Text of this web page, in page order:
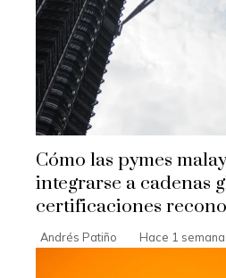
Cómo las pymes
integrarse a cadenas
certificaciones
Andrés Patiño Hace 1 semana